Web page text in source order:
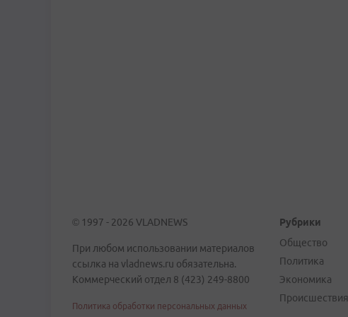
© 1997 - 2026 VLADNEWS
При любом использовании материалов
ссылка на vladnews.ru обязательна.
Коммерческий отдел 8 (423) 249-8800
Политика обработки персональных данных
Рубрики
Общество
Политика
Экономика
Происшествия